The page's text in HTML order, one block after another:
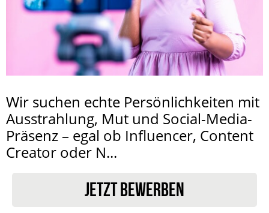
Wir suchen echte Persönlichkeiten mit
Ausstrahlung, Mut und Social-Media-
Präsenz – egal ob Influencer, Content
Creator oder N...
JETZT BEWERBEN